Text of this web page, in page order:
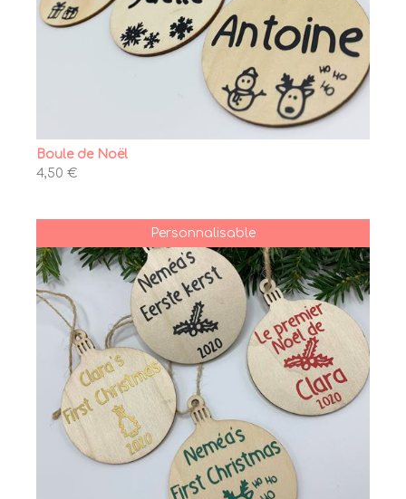
Boule de Noël
4,50 €
Personnalisable